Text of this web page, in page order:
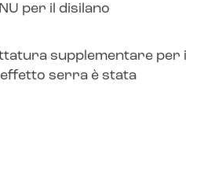
per il disilano
supplementare per i
serra è stata